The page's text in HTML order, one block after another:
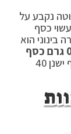
נקבע על
כסף
בינוני הוא
0.025 גרם כסף
(או בחישוב הפוך: בגרם אחד של כסף ישנן 40